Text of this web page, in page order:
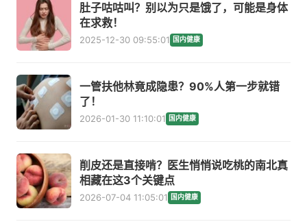
肚子咕咕叫？别以为只是饿了，可能是身体
在求救！
2025-12-30 09:55:01 国内健康
一管扶他林竟成隐患？90%人第一步就错
了！
2026-01-30 11:10:01 国内健康
削皮还是直接啃？医生悄悄说吃桃的南北真
相藏在这3个关键点
2026-07-04 11:05:01 国内健康